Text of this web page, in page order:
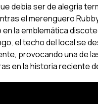
debía ser de alegría
el merenguero
la emblemática
el techo del local se
provocando una de
en la historia reciente